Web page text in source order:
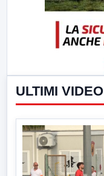
ULTIMI VIDEO